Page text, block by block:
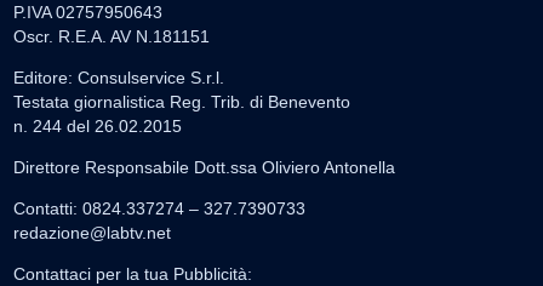
P.IVA 02757950643
Oscr. R.E.A. AV N.181151
Editore: Consulservice S.r.l.
Testata giornalistica Reg. Trib. di Benevento
n. 244 del 26.02.2015
Direttore Responsabile Dott.ssa Oliviero Antonella
Contatti: 0824.337274 – 327.7390733
redazione@labtv.net
Contattaci per la tua Pubblicità: